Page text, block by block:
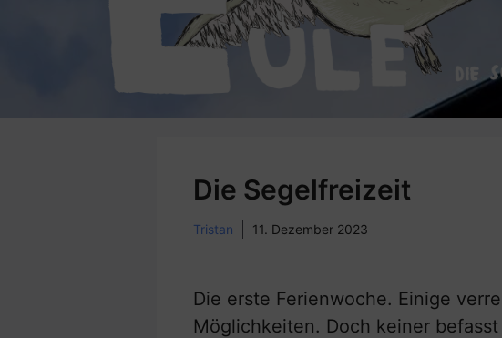
Die Segelfreizeit
Tristan 11. Dezember 2023
Die erste Ferienwoche. Einige
Möglichkeiten. Doch keiner